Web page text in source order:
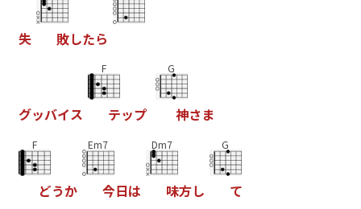
失 敗したら
グッバイス
F
テップ
G
神さま
F
どうか
Em7
今日は
Dm7
味方し
G
て